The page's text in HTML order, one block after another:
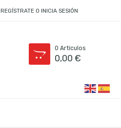
REGÍSTRATE O INICIA SESIÓN
0 Artículos
0,00€